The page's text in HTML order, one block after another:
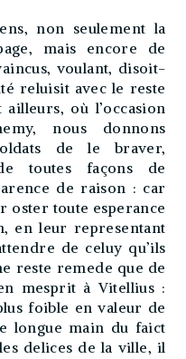
non seulement la
mais encore de
voulant, disoit-
reluisit avec le reste
où l’occasion
nous donnons
de le braver,
toutes façons de
de raison : car
oster toute esperance
en leur representant
de celuy qu’ils
reste remede que de
mesprit à Vitellius :
foible en valeur de
longue main du faict
delices de la ville, il